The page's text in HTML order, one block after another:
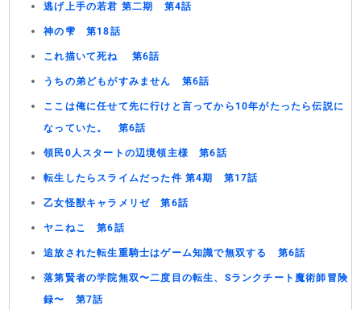
逃げ上手の若君 第二期 第4話
神の雫 第18話
これ描いて死ね 第6話
うちの弟どもがすみません 第6話
ここは俺に任せて先に行けと言ってから10年がたったら伝説に
なっていた。 第6話
領民0人スタートの辺境領主様 第6話
転生したらスライムだった件 第4期 第17話
乙女怪獣キャラメリゼ 第6話
ヤニねこ 第6話
追放された転生重騎士はゲーム知識で無双する 第6話
落第賢者の学院無双〜二度目の転生、Sランクチート魔術師冒険
録〜 第7話